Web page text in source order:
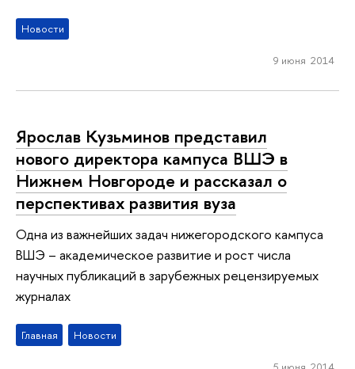
Новости
9 июня 2014
Ярослав Кузьминов представил
нового директора кампуса ВШЭ в
Нижнем Новгороде и рассказал о
перспективах развития вуза
Одна из важнейших задач нижегородского кампуса
ВШЭ – академическое развитие и рост числа
научных публикаций в зарубежных рецензируемых
журналах
Главная Новости